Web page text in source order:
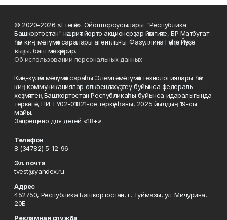
© 2020-2026 «Етегән». Ойоштороусылары: "Республика
Башкортостан" нәшриәт йорто акционерҙар йәмғиәте, БР Матбуғат
һәм киң мәғлүмәт саралары агентлығы. Фазуллина Гәүһәр Йәүҙәт
ҡыҙы, баш мөхәррир.
Об использовании персональных данных
Киң-күләм мәғлүмәт сараһы Элемтә, мәғлүмәт технологиялары һәм
киң коммуникациялар өлкәһендә күҙәтеү буйынса федераль
хеҙмәттең Башҡортостан Республикаһы буйынса идаралығында
теркәлгән, ПИ ТУ02-01821-се теркәү һаны, 2025 йылдың 19-сы
майы.
Запрещено для детей «18+»
Телефон
8 (34782) 5-12-96
Эл. почта
tvest@yandex.ru
Адрес
452750, Республика Башкортостан, г. Туймазы, ул. Мичурина,
20Б
Рекламная служба